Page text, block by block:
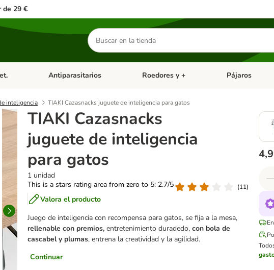
de 29 €
Buscar
productos
abierto: Gatos
Menú de categoria abierto: Dieta Vet.
Antiparasitarios Menú de categoria abierto: Antiparasitarios
Roedores y + Menú de
Pájaros
inteligencia TIAKI Cazasnacks juguete de inteligencia para gatos
TIAKI Cazasnacks
juguete de inteligencia
para gatos
1 unidad
This is a stars rating area from zero to 5: 2.7/5
(11)
Valora el producto
Juego de inteligencia con recompensa para gatos, se fija a la mesa,
rellenable con premios, entretenimiento duradedo, con bola de
cascabel y plumas, entrena la creatividad y la agilidad.
Continuar